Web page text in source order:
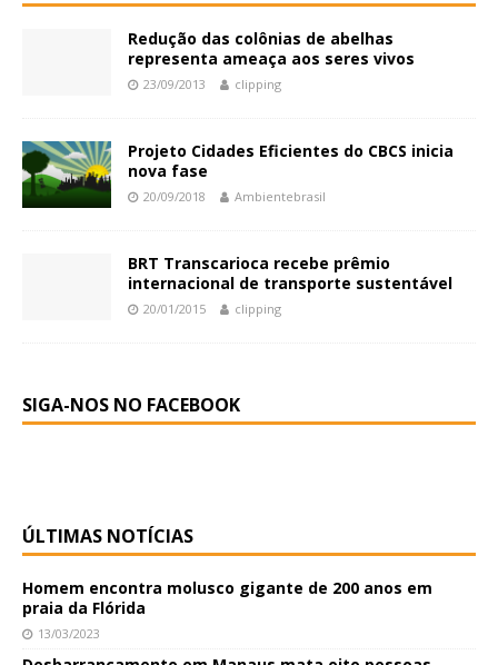
Redução das colônias de abelhas
representa ameaça aos seres vivos
23/09/2013 clipping
Projeto Cidades Eficientes do CBCS inicia
nova fase
20/09/2018 Ambientebrasil
BRT Transcarioca recebe prêmio
internacional de transporte sustentável
20/01/2015 clipping
SIGA-NOS NO FACEBOOK
ÚLTIMAS NOTÍCIAS
Homem encontra molusco gigante de 200 anos em
praia da Flórida
13/03/2023